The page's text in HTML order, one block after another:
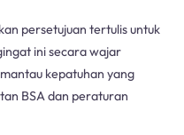
persetujuan tertulis untuk
ini secara wajar
kepatuhan yang
BSA dan peraturan